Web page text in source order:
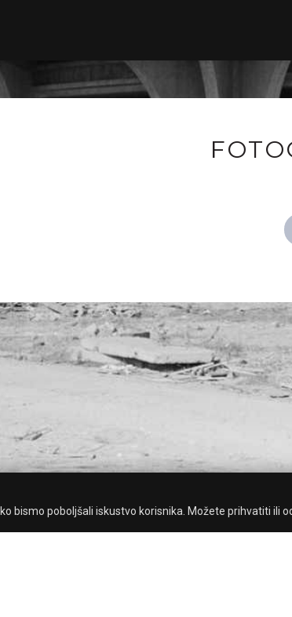
bismo poboljšali iskustvo korisnika. Možete prihvatiti ili